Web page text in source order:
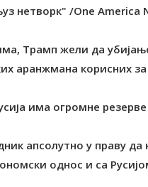
нетворк" /One America
Трамп жели да
аранжмана корисних
има огромне
апсолутно у праву
однос и са